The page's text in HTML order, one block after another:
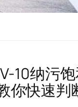
10纳污
你快速判